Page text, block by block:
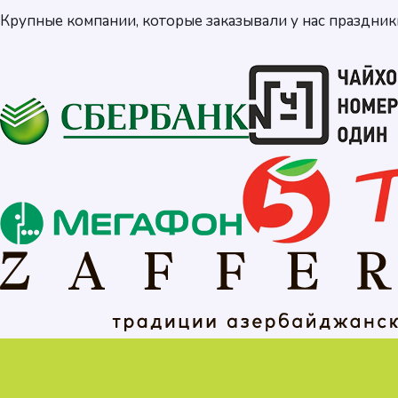
Крупные компании, которые заказывали у нас